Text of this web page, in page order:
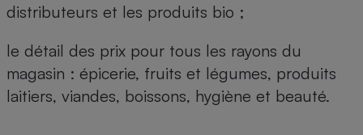
distributeurs et les produits bio ;
le détail des prix pour tous les rayons du
magasin : épicerie, fruits et légumes, produits
laitiers, viandes, boissons, hygiène et beauté.